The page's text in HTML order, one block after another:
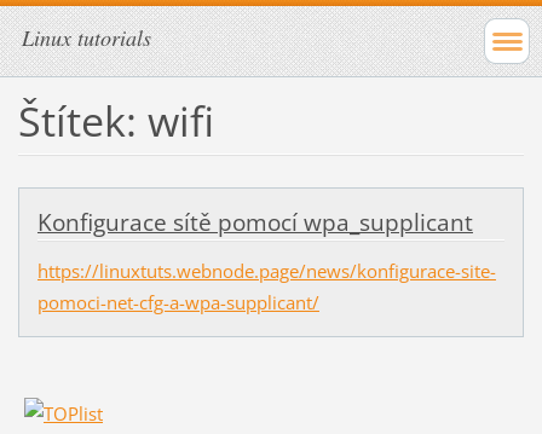
Linux tutorials
Štítek: wifi
Konfigurace sítě pomocí wpa_supplicant
https://linuxtuts.webnode.page/news/konfigurace-site-
pomoci-net-cfg-a-wpa-supplicant/